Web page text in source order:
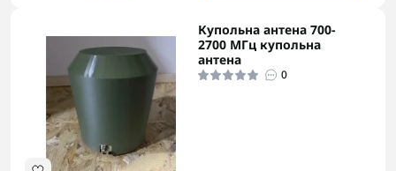
Купольна антена 700-
2700 МГц купольна
антена
0